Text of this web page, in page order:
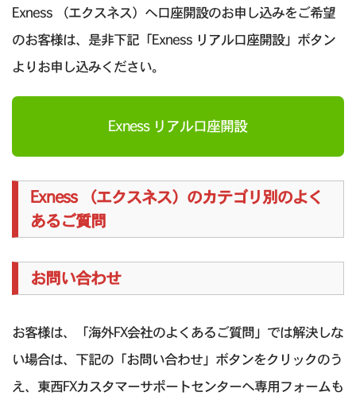
Exness （エクスネス）へ口座開設のお申し込みをご希望
のお客様は、是非下記「Exness リアル口座開設」ボタン
よりお申し込みください。
Exness リアル口座開設
Exness （エクスネス）のカテゴリ別のよく
あるご質問
お問い合わせ
お客様は、「海外FX会社のよくあるご質問」では解決しな
い場合は、下記の「お問い合わせ」ボタンをクリックのう
え、東西FXカスタマーサポートセンターへ専用フォームも